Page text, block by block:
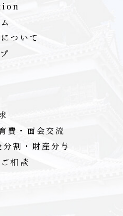
ついて
費・面会交流
割・財産分与
相談